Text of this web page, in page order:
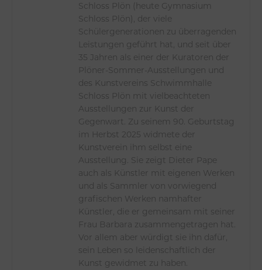
Schloss Plön (heute Gymnasium
Schloss Plön), der viele
Schülergenerationen zu überragenden
Leistungen geführt hat, und seit über
35 Jahren als einer der Kuratoren der
Plöner-Sommer-Ausstellungen und
des Kunstvereins Schwimmhalle
Schloss Plön mit vielbeachteten
Ausstellungen zur Kunst der
Gegenwart. Zu seinem 90. Geburtstag
im Herbst 2025 widmete der
Kunstverein ihm selbst eine
Ausstellung. Sie zeigt Dieter Pape
auch als Künstler mit eigenen Werken
und als Sammler von vorwiegend
grafischen Werken namhafter
Künstler, die er gemeinsam mit seiner
Frau Barbara zusammengetragen hat.
Vor allem aber würdigt sie ihn dafür,
sein Leben so leidenschaftlich der
Kunst gewidmet zu haben.